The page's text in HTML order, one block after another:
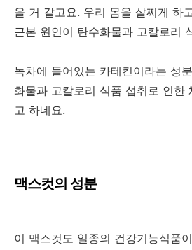
을 거 같고요. 우리 몸을 살찌게 하
근본 원인이 탄수화물과 고칼로리
녹차에 들어있는 카테킨이라는 성
화물과 고칼로리 식품 섭취로 인한
고 하네요.
맥스컷의 성분
이 맥스컷도 일종의 건강기능식품